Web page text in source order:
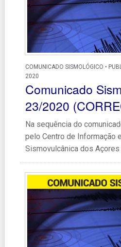
COMUNICADO SISMOLÓGICO •
2020
Comunicado
23/2020
Na sequência do
pelo Centro de Informação
Sismovulcânica dos Açores